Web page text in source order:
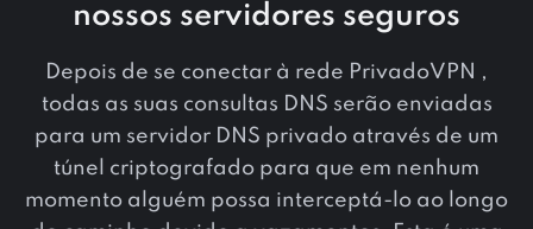
nossos servidores seguros
Depois de se conectar à rede PrivadoVPN ,
todas as suas consultas DNS serão enviadas
para um servidor DNS privado através de um
túnel criptografado para que em nenhum
momento alguém possa interceptá-lo ao longo